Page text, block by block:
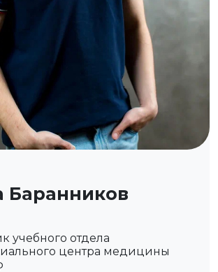
Баранников
учебного отдела
центра медицины